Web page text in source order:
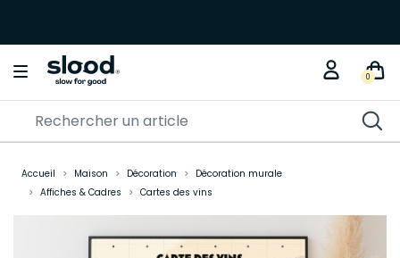
0
Accueil Maison Décoration
Décoration murale
Affiches & Cadres
Cartes des vins